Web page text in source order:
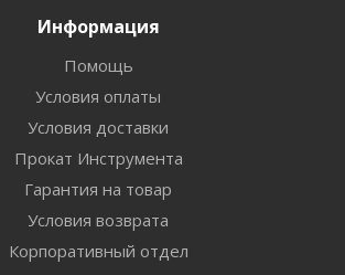
Информация
Помощь
Условия оплаты
Условия доставки
Прокат Инструмента
Гарантия на товар
Условия возврата
Корпоративный отдел